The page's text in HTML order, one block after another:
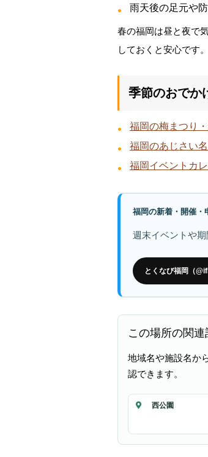
雨天後の足元や
春の福岡は昼と夜で
しておくと安心です。
季節のおでか
福岡の梅まつり
福岡のあじさい
福岡イベントカ
福岡の新着・開催・
週末イベントや
とくなび福岡（
この場所の関連
地域名や施設名か
認できます。
西公園